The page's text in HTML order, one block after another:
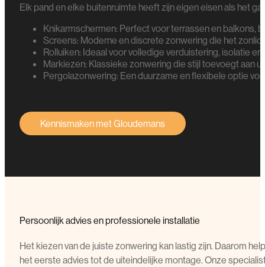
Elk pand en elke buitenruimte heeft zijn eigen eisen als het
Knikarmschermen: Perfect voor terrassen en balkons,
Screens: Moderne en discrete zonwering die het
Rolluiken: Ideaal voor volledige verduistering, isolatie
Markiezen: Klassieke zonwering die stijl toevoegt aan
Pergolazonwering: Een duurzame en flexibele optie
Kennismaken met Gloudemans
Persoonlijk advies en professionele installatie
Het kiezen van de juiste zonwering kan lastig zijn. Daarom
het eerste advies tot de uiteindelijke montage. Onze